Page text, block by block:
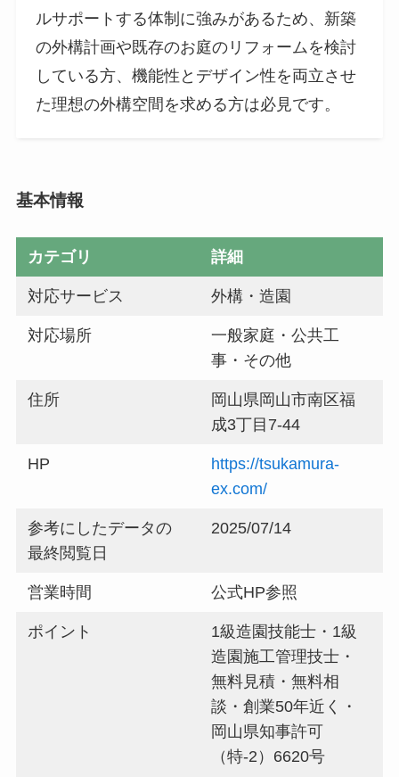
ルサポートする体制に強みがあるため、新築
の外構計画や既存のお庭のリフォームを検討
している方、機能性とデザイン性を両立させ
た理想の外構空間を求める方は必見です。
基本情報
カテゴリ 詳細
対応サービス 外構・造園
対応場所
一般家庭・公共工
事・その他
住所
岡山県岡山市南区福
成3丁目7-44
HP
https://tsukamura-
ex.com/
参考にしたデータの
最終閲覧日
2025/07/14
営業時間 公式HP参照
ポイント
1級造園技能士・1級
造園施工管理技士・
無料見積・無料相
談・創業50年近く・
岡山県知事許可
（特-2）6620号